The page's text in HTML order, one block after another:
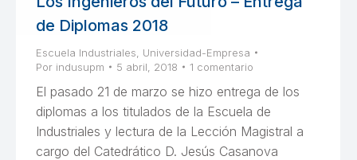
de Diplomas 2018
Escuela Industriales
Universidad-Empresa
Por indusupm 5 abril, 2018 1 comentario
El pasado 21 de marzo se hizo entrega de los
diplomas a los titulados de la Escuela de
Industriales y lectura de la Lección Magistral a
cargo del Catedrático D. Jesús Casanova